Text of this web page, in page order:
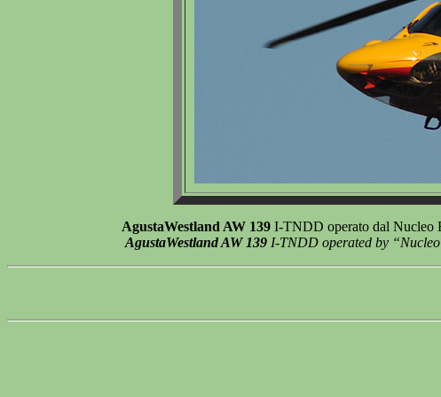
AgustaWestland AW 139 I-TNDD operato dal Nucleo
AgustaWestland AW 139 I-TNDD operated by